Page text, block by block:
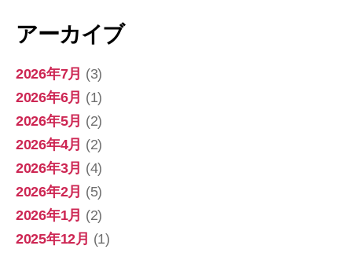
アーカイブ
2026年7月 (3)
2026年6月 (1)
2026年5月 (2)
2026年4月 (2)
2026年3月 (4)
2026年2月 (5)
2026年1月 (2)
2025年12月 (1)